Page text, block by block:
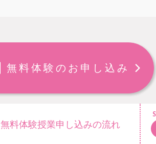
無料体験のお申し込み
無料体験授業申し込みの流れ